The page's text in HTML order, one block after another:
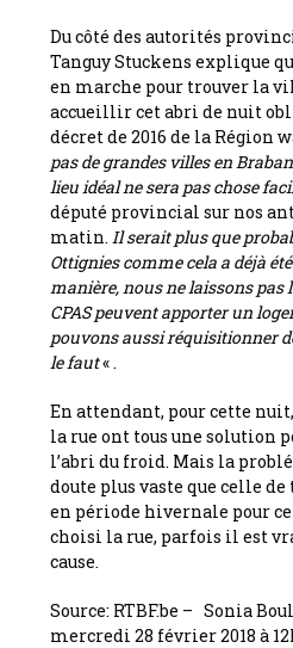
Du côté des autorités
Tanguy Stuckens explique
en marche pour trouver la
accueillir cet abri de nuit
décret de 2016 de la Région
pas de grandes villes en
lieu idéal ne sera pas chose
député provincial sur nos
matin. Il serait plus que
Ottignies comme cela a déjà
manière, nous ne laissons pas
CPAS peuvent apporter un
pouvons aussi réquisitionner
le faut« .
En attendant, pour cette
la rue ont tous une solution
l’abri du froid. Mais la
doute plus vaste que celle
en période hivernale pour
choisi la rue, parfois il est
cause.
Source: RTBF.be – Sonia
mercredi 28 février 2018 à